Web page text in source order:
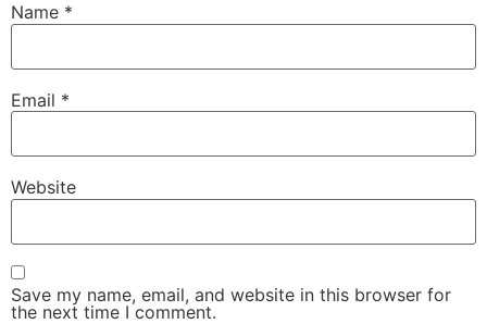
Name *
Email *
Website
Save my name, email, and website in this browser for
the next time I comment.